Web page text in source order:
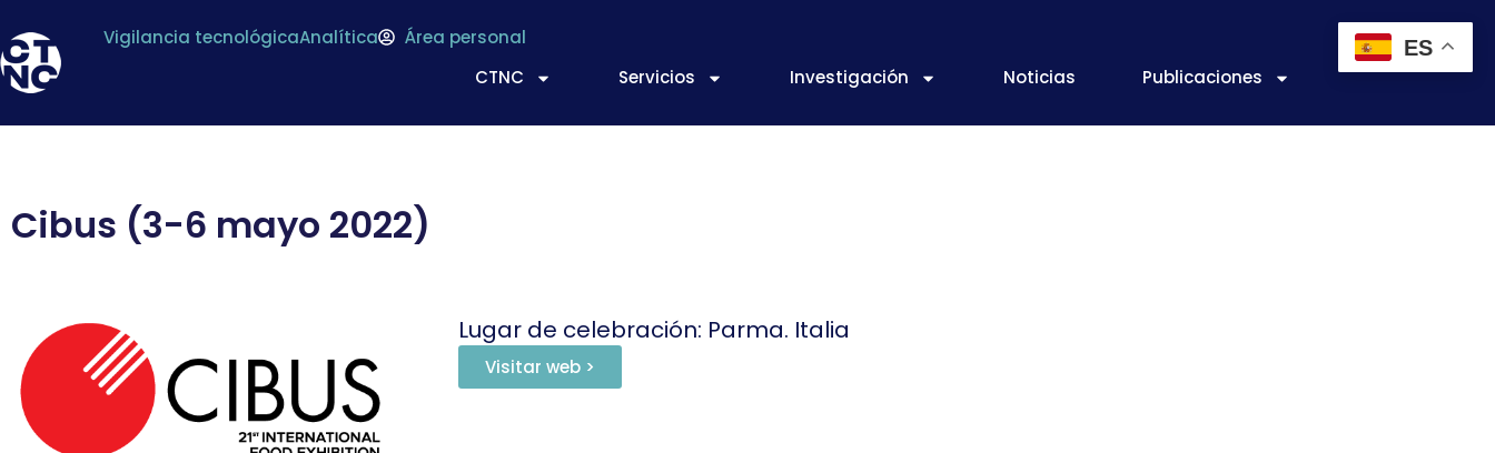
Vigilancia tecnológicaAnalítica
Área personal
CTNC
Servicios Investigación Noticias Publicaciones
Cibus (3-6 mayo 2022)
Lugar de celebración: Parma. Italia
Visitar web >
ES